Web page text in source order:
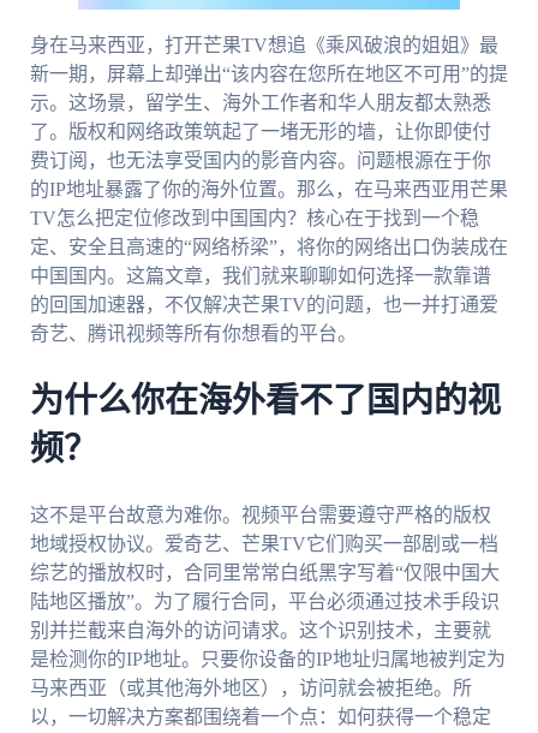
身在马来西亚，打开芒果TV想追《乘风破浪的姐姐》最
新一期，屏幕上却弹出“该内容在您所在地区不可用”的提
示。这场景，留学生、海外工作者和华人朋友都太熟悉
了。版权和网络政策筑起了一堵无形的墙，让你即使付
费订阅，也无法享受国内的影音内容。问题根源在于你
的IP地址暴露了你的海外位置。那么，在马来西亚用芒果
TV怎么把定位修改到中国国内？核心在于找到一个稳
定、安全且高速的“网络桥梁”，将你的网络出口伪装成在
中国国内。这篇文章，我们就来聊聊如何选择一款靠谱
的回国加速器，不仅解决芒果TV的问题，也一并打通爱
奇艺、腾讯视频等所有你想看的平台。
为什么你在海外看不了国内的视
频？
这不是平台故意为难你。视频平台需要遵守严格的版权
地域授权协议。爱奇艺、芒果TV它们购买一部剧或一档
综艺的播放权时，合同里常常白纸黑字写着“仅限中国大
陆地区播放”。为了履行合同，平台必须通过技术手段识
别并拦截来自海外的访问请求。这个识别技术，主要就
是检测你的IP地址。只要你设备的IP地址归属地被判定为
马来西亚（或其他海外地区），访问就会被拒绝。所
以，一切解决方案都围绕着一个点：如何获得一个稳定